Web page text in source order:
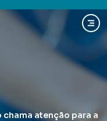
chama atenção para a